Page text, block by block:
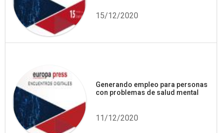
15/12/2020
Generando empleo para personas
con problemas de salud mental
11/12/2020